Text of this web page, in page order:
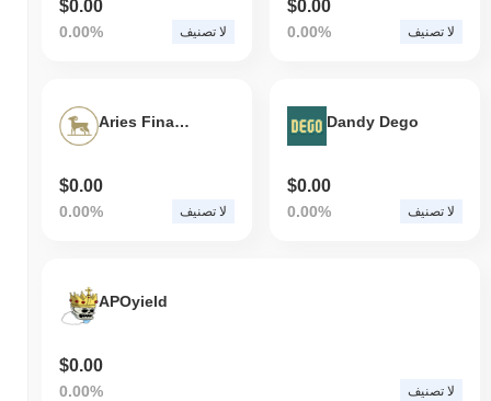
$0.00
0.00% لا تصنيف
$0.00
0.00% لا تصنيف
Aries Financial
$0.00
0.00% لا تصنيف
Dandy Dego
$0.00
0.00% لا تصنيف
APOyield
$0.00
0.00% لا تصنيف